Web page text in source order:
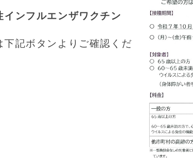
インフルエンザワクチン
下記ボタンよりご確認くだ